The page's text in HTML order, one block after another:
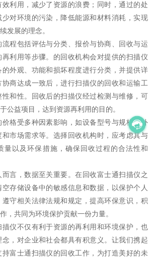
利用，减少了资源的浪费；同时，通过的处
对环境的污染，降低能源和材料消耗，实现
发展的理念。
程包括评估与分类、报价与协商、回收与运
利用等步骤。的回收机构会对提供的扫描仪
外观、功能和损坏程度进行分类，并提供详
商达成一致后，进行扫描仪的回收和运输工
和性。回收后的扫描仪经过检测与维修，可
公益项目，达到资源再利用的目的。
价格受多种因素影响，如设备型号与规格、外
市场需求等。选择回收机构时，应考虑其与
量以及环保措施，确保回收过程的合法性和
言，数据至关重要。在回收富士通扫描仪之
存储设备中的敏感信息和数据，以保护个人
守相关法律法规和规定，提高环保意识，积
，共同为环境保护贡献一份力量。
仪不仅有利于资源的再利用和环境保护，也
，对企业和社会都具有积意义。让我们携起
富士通扫描仪的回收工作，为打造美好的未